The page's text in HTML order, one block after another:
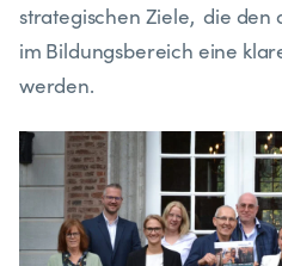
strategischen Ziele, die den
im Bildungsbereich eine
werden.